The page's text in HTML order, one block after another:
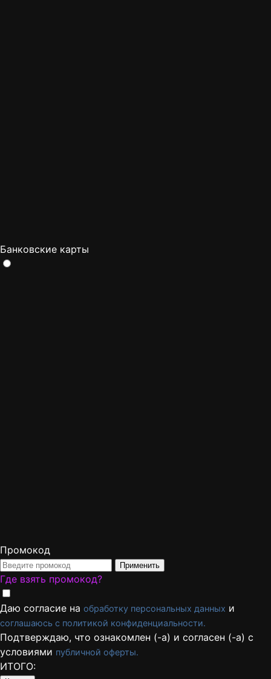
Банковские карты
Промокод
Применить
Где взять промокод?
Даю согласие на обработку персональных данных и
соглашаюсь с политикой конфиденциальности.
Подтверждаю, что ознакомлен (-а) и согласен (-а) с
условиями публичной оферты.
ИТОГО: